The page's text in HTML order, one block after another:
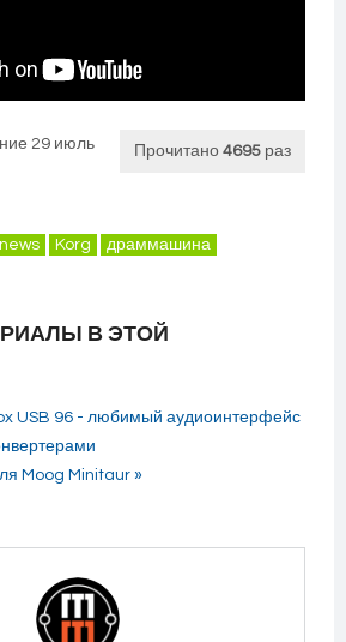
Прочитано 4695 раз
29 июль
Korg драммашина
В ЭТОЙ
USB 96 - любимый аудиоинтерфейс
Moog Minitaur »